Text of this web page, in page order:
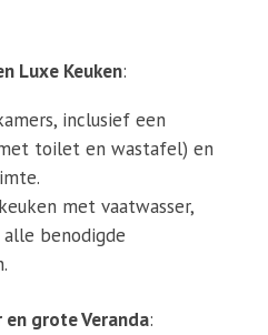
Luxe Keuken:
inclusief een
toilet en wastafel) en
met vaatwasser,
benodigde
grote Veranda: